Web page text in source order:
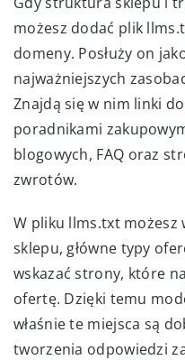
możesz dodać plik
domeny. Posłuży on
najważniejszych
Znajdą się w nim linki
poradnikami
blogowych, FAQ oraz
zwrotów.
W pliku llms.txt możesz
sklepu, główne typy
wskazać strony, które
ofertę. Dzięki temu
właśnie te miejsca są
tworzenia odpowiedzi